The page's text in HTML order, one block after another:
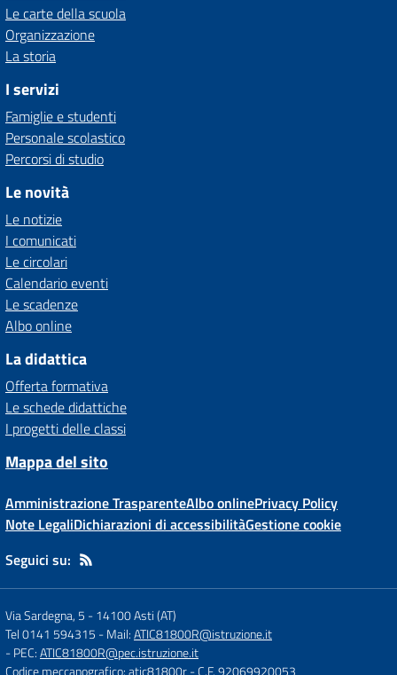
Le carte della scuola
Organizzazione
La storia
I servizi
Famiglie e studenti
Personale scolastico
Percorsi di studio
Le novità
Le notizie
I comunicati
Le circolari
Calendario eventi
Le scadenze
Albo online
La didattica
Offerta formativa
Le schede didattiche
I progetti delle classi
Mappa del sito
Amministrazione TrasparenteAlbo onlinePrivacy Policy
Note LegaliDichiarazioni di accessibilitàGestione cookie
Seguici su:
Via Sardegna, 5 -14100 Asti (AT)
Tel 0141 594315 - Mail:ATIC81800R@istruzione.it
- PEC:ATIC81800R@pec.istruzione.it
Codice meccanografico: atic81800r- C.F. 92069920053